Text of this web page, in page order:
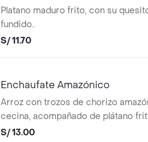
Platano maduro frito, con su
fundido..
S/ 11.70
Enchaufate Amazónico
Arroz con trozos de chorizo
cecina, acompañado de plátano
salsa.
S/ 13.00